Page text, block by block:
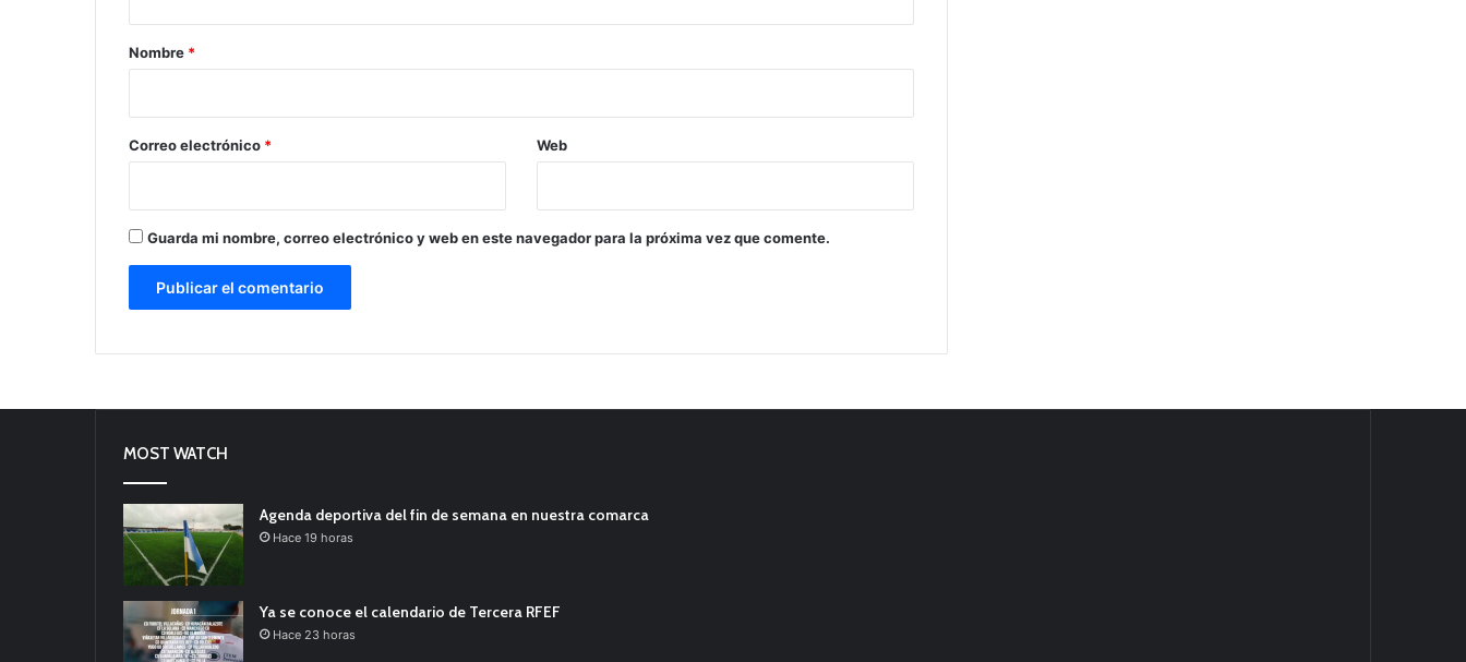
r
*
Nombre *
Correo electrónico * Web
Guarda mi nombre, correo electrónico y web en este navegador para la próxima vez que comente.
MOST WATCH
Agenda deportiva del fin de semana en nuestra comarca
Hace 19 horas
Ya se conoce el calendario de Tercera RFEF
Hace 23 horas